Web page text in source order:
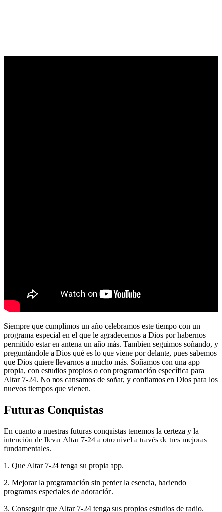
Siempre que cumplimos un año celebramos este tiempo con un
programa especial en el que le agradecemos a Dios por habernos
permitido estar en antena un año más. Tambien seguimos soñando, y
preguntándole a Dios qué es lo que viene por delante, pues sabemos
que Dios quiere llevarnos a mucho más. Soñamos con una app
propia, con estudios propios o con programación específica para
Altar 7-24. No nos cansamos de soñar, y confiamos en Dios para los
nuevos tiempos que vienen.
Futuras Conquistas
En cuanto a nuestras futuras conquistas tenemos la certeza y la
intención de llevar Altar 7-24 a otro nivel a través de tres mejoras
fundamentales.
1. Que Altar 7-24 tenga su propia app.
2. Mejorar la programación sin perder la esencia, haciendo
programas especiales de adoración.
3. Conseguir que Altar 7-24 tenga sus propios estudios de radio.